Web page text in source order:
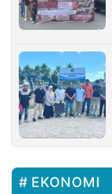
EKONOMI